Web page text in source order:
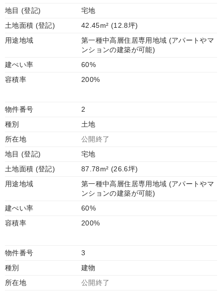
地目 (登記)
宅地
土地面積 (登記)
42.45m² (12.8坪)
用途地域
第一種中高層住居専用地域 (アパートやマ
ンションの建築が可能)
建ぺい率
60%
容積率
200%
物件番号
2
種別
土地
所在地
公開終了
地目 (登記)
宅地
土地面積 (登記)
87.78m² (26.6坪)
用途地域
第一種中高層住居専用地域 (アパートやマ
ンションの建築が可能)
建ぺい率
60%
容積率
200%
物件番号
3
種別
建物
所在地
公開終了